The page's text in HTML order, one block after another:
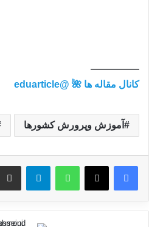
—————
کانال مقاله ها 🌺 @eduarticle
آموزش وپرورش کشورها
واتس آپ